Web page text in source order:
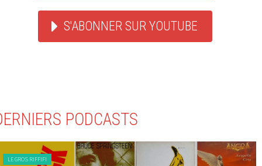
S'ABONNER SUR YOUTUBE
PODCASTS
LE GROS RIFFIFI